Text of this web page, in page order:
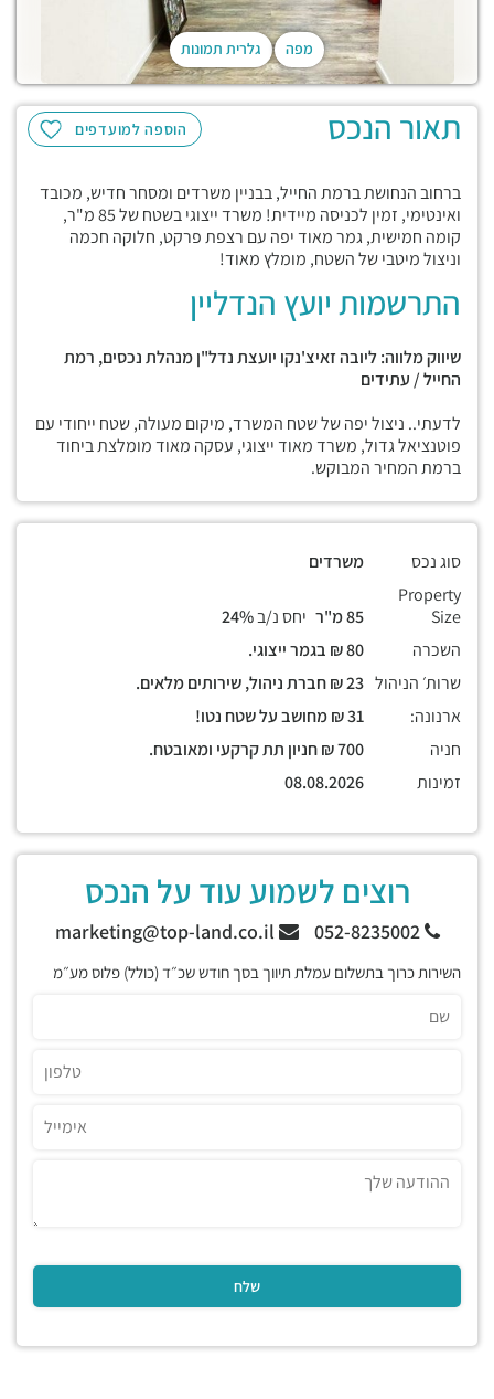
מפה גלרית תמונות
הוספה למועדפים תאור הנכס
ברחוב הנחושת ברמת החייל, בבניין משרדים ומסחר חדיש, מכובד
ואינטימי, זמין לכניסה מיידית! משרד ייצוגי בשטח של 85 מ"ר,
קומה חמישית, גמר מאוד יפה עם רצפת פרקט, חלוקה חכמה
וניצול מיטבי של השטח, מומלץ מאוד!
התרשמות יועץ הנדליין
שיווק מלווה: ליובה זאיצ'נקו יועצת נדל"ן מנהלת נכסים, רמת
החייל / עתידים
לדעתי.. ניצול יפה של שטח המשרד, מיקום מעולה, שטח ייחודי עם
פוטנציאל גדול, משרד מאוד ייצוגי, עסקה מאוד מומלצת ביחוד
ברמת המחיר המבוקש.
סוג נכס
משרדים
Property
Size
יחס נ/ב
השכרה
שרות׳ הניהול
ארנונה:
חניה
זמינות
רוצים לשמוע עוד על הנכס
052-8235002
השירות כרוך בתשלום עמלת תיווך בסך חודש שכ״ד (כולל) פלוס מע״מ